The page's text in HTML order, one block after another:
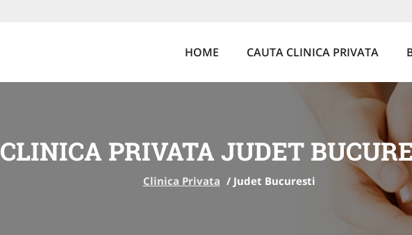
HOME CAUTA CLINICA PRIVATA
CLINICA PRIVATA JUDET
Clinica Privata / Judet Bucuresti